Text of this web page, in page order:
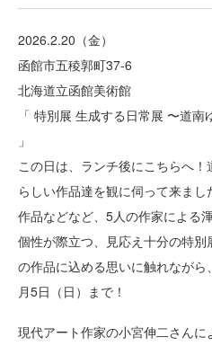
2026.2.20（金）
函館市五稜郭町37-6
北海道立函館美術館
「 特別展 生成する日常展 〜道
」
この日は、ランチ後にこちらへ
らしい作品達を観に伺って来ま
作品などなど、5人の作家による
個性が際立つ、見応え十分の特
の作品に込める思いに触れなが
月5日（日）まで！
現代アート作家の小宮伸二さん